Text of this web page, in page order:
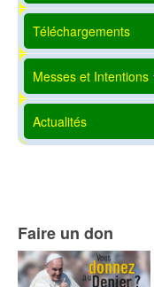
Téléchargements
Messes et Intentions
Actualités
Faire un don